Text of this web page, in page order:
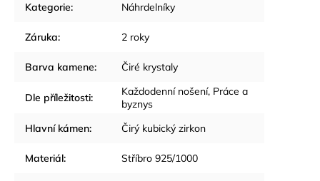
Kategorie: Náhrdelníky
Záruka: 2 roky
Barva kamene: Čiré krystaly
Dle příležitosti: Každodenní nošení, Práce a
byznys
Hlavní kámen: Čirý kubický zirkon
Materiál: Stříbro 925/1000